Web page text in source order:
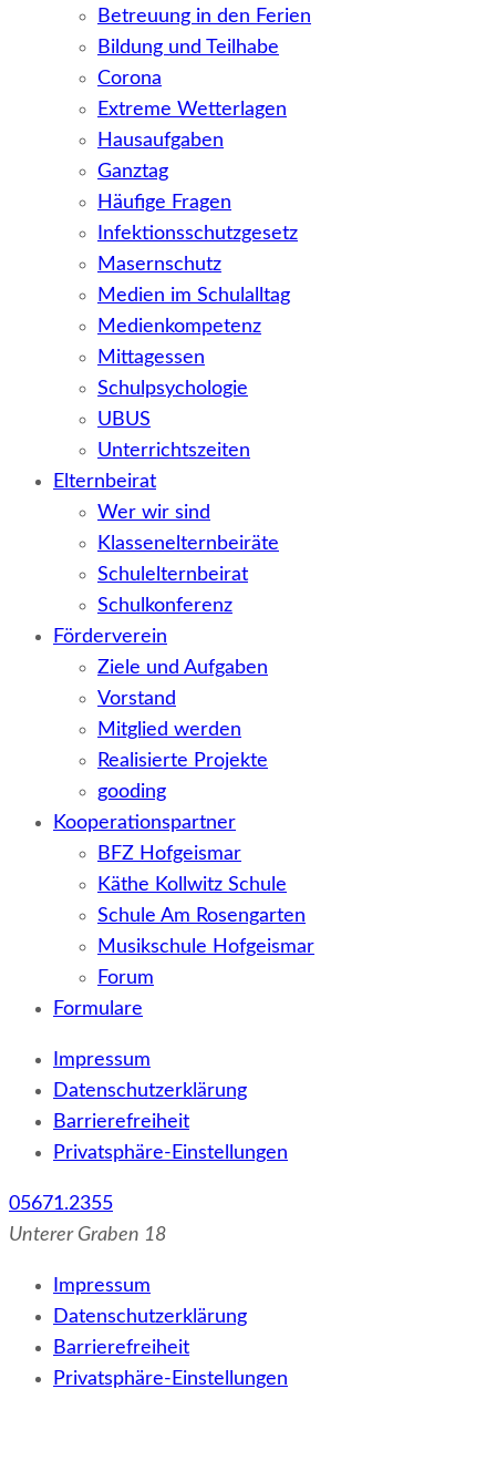
Betreuung in den Ferien
Bildung und Teilhabe
Corona
Extreme Wetterlagen
Hausaufgaben
Ganztag
Häufige Fragen
Infektionsschutzgesetz
Masernschutz
Medien im Schulalltag
Medienkompetenz
Mittagessen
Schulpsychologie
UBUS
Unterrichtszeiten
Elternbeirat
Wer wir sind
Klassenelternbeiräte
Schulelternbeirat
Schulkonferenz
Förderverein
Ziele und Aufgaben
Vorstand
Mitglied werden
Realisierte Projekte
gooding
Kooperationspartner
BFZ Hofgeismar
Käthe Kollwitz Schule
Schule Am Rosengarten
Musikschule Hofgeismar
Forum
Formulare
Impressum
Datenschutzerklärung
Barrierefreiheit
Privatsphäre-Einstellungen
05671.2355
Unterer Graben 18
Impressum
Datenschutzerklärung
Barrierefreiheit
Privatsphäre-Einstellungen